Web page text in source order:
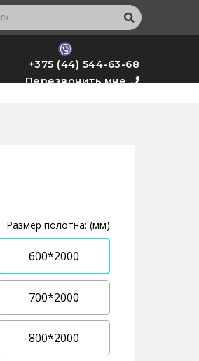
+375 (44) 544-63-68
Перезвонить мне
Размер полотна: (мм)
600*2000
700*2000
800*2000